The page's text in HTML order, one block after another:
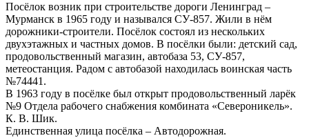
Посёлок возник при строительстве дороги Ленинград –
Мурманск в 1965 году и назывался СУ-857. Жили в нём
дорожники-строители. Посёлок состоял из нескольких
двухэтажных и частных домов. В посёлки были: детский сад,
продовольственный магазин, автобаза 53, СУ-857,
метеостанция. Радом с автобазой находилась воинская часть
№74441.
В 1963 году в посёлке был открыт продовольственный ларёк
№9 Отдела рабочего снабжения комбината «Североникель».
К. В. Шик.
Единственная улица посёлка – Автодорожная.